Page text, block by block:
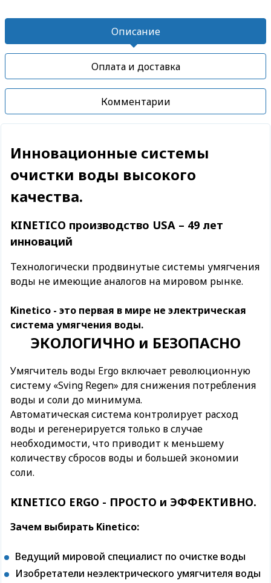
Описание
Оплата и доставка
Комментарии
Инновационные системы
очистки воды высокого
качества.
KINETICO производство USA – 49 лет
инноваций
Технологически продвинутые системы умягчения
воды не имеющие аналогов на мировом рынке.
Kinetico - это первая в мире не электрическая
система умягчения воды.
ЭКОЛОГИЧНО и БЕЗОПАСНО
Умягчитель воды Ergo включает революционную
систему «Sving Regen» для снижения потребления
воды и соли до минимума.
Автоматическая система контролирует расход
воды и регенерируется только в случае
необходимости, что приводит к меньшему
количеству сбросов воды и большей экономии
соли.
KINETICO ERGO - ПРОСТО и ЭФФЕКТИВНО.
Зачем выбирать Kinetico:
Ведущий мировой специалист по очистке воды
Изобретатели неэлектрического умягчителя воды